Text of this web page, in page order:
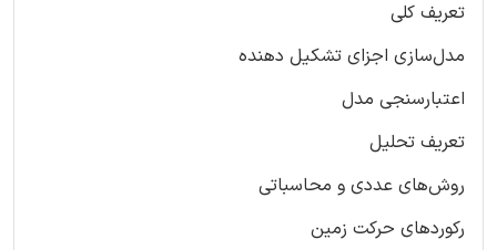
تعریف کلی
مدل‌سازی اجزای تشکیل دهنده
اعتبارسنجی مدل
تعریف تحلیل
روش‌های عددی و محاسباتی
رکورد‌های حرکت زمین